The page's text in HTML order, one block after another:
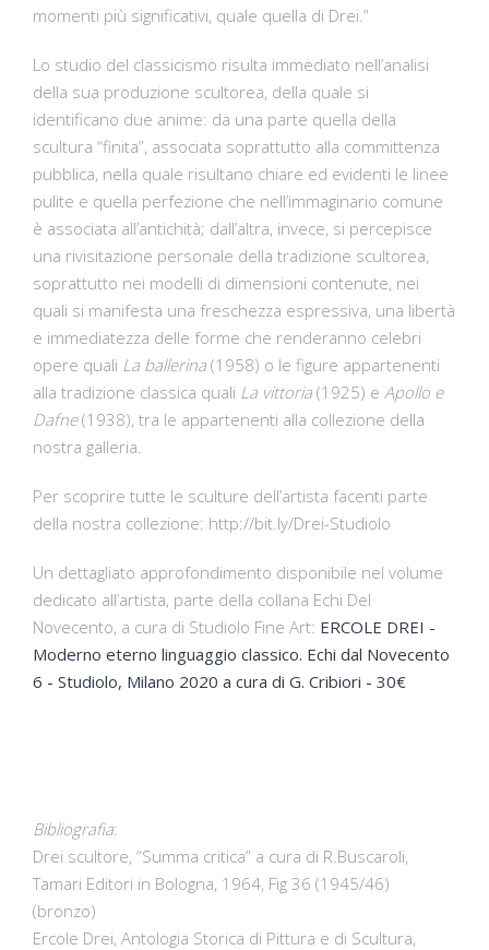
momenti più significativi, quale quella di Drei.”
Lo studio del classicismo risulta immediato nell’analisi
della sua produzione scultorea, della quale si
identificano due anime: da una parte quella della
scultura “finita”, associata soprattutto alla committenza
pubblica, nella quale risultano chiare ed evidenti le linee
pulite e quella perfezione che nell’immaginario comune
è associata all’antichità; dall’altra, invece, si percepisce
una rivisitazione personale della tradizione scultorea,
soprattutto nei modelli di dimensioni contenute, nei
quali si manifesta una freschezza espressiva, una libertà
e immediatezza delle forme che renderanno celebri
opere quali La ballerina (1958) o le figure appartenenti
alla tradizione classica quali La vittoria (1925) e Apollo e
Dafne(1938), tra le appartenenti alla collezione della
nostra galleria.
Per scoprire tutte le sculture dell’artista facenti parte
della nostra collezione: http://bit.ly/Drei-Studiolo
Un dettagliato approfondimento disponibile nel volume
dedicato all’artista, parte della collana Echi Del
Novecento, a cura di Studiolo Fine Art: ERCOLE DREI -
Moderno eterno linguaggio classico. Echi dal Novecento
6 - Studiolo, Milano 2020 a cura di G. Cribiori - 30€
Bibliografia:
Drei scultore, “Summa critica” a cura di R.Buscaroli,
Tamari Editori in Bologna, 1964, Fig 36 (1945/46)
(bronzo)
Ercole Drei, Antologia Storica di Pittura e di Scultura,